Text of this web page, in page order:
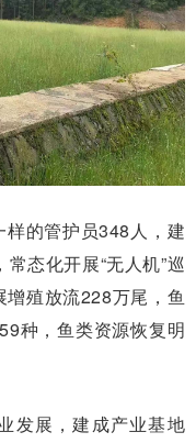
的管护员348人，建
态化开展“无人机”巡
殖放流228万尾，鱼
种，鱼类资源恢复明
发展，建成产业基地